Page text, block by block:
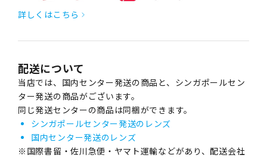
詳しくはこちら
配送について
当店では、国内センター発送の商品と、シンガポールセン
ター発送の商品がございます。
同じ発送センターの商品は同梱ができます。
シンガポールセンター発送のレンズ
国内センター発送のレンズ
※国際書留・佐川急便・ヤマト運輸などがあり、配送会社